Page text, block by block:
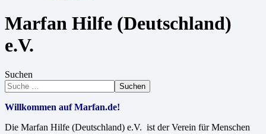
Marfan Hilfe (Deutschland)
e.V.
Suchen
Suchen
Willkommen auf Marfan.de!
Die Marfan Hilfe (Deutschland) e.V. ist der Verein für Menschen